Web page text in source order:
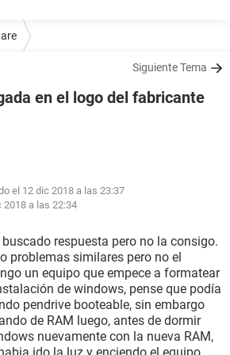
Siguiente Tema
en el logo del fabricante
el 12 dic 2018 a las 23:37
2018 a las 22:34
respuesta pero no la consigo.
problemas similares pero no el
un equipo que empece a formatear
de windows, pense que podía
pendrive booteable, sin embargo
de RAM luego, antes de dormir
nuevamente con la nueva RAM,